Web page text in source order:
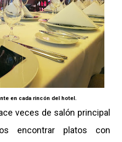
en cada rincón del hotel.
veces de salón principal
encontrar platos con